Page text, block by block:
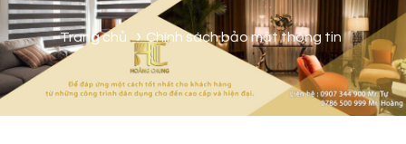
Trang chủ Chính sách bảo mật thông tin